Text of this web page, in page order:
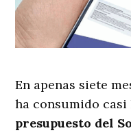
En apenas siete
ha consumido
presupuesto del